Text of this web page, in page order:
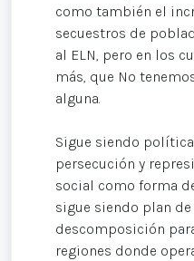
como también el
secuestros de
al ELN, pero en los
más, que No
alguna.
Sigue siendo
persecución y
social como forma
sigue siendo plan
descomposición
regiones donde